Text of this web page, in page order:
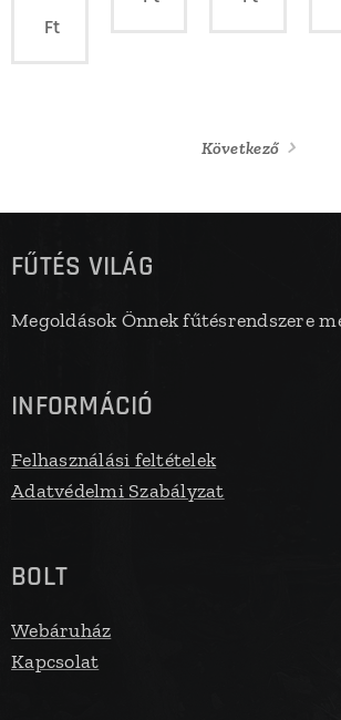
Ft
Következő
FŰTÉS VILÁG
Megoldások Önnek fűtésrendszere
INFORMÁCIÓ
Felhasználási feltételek
Adatvédelmi Szabályzat
BOLT
Webáruház
Kapcsolat